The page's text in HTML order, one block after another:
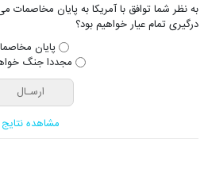
به نظر شما توافق با آمریکا به پایان مخاصمات
درگیری تمام عیار خواهیم بود؟
پایان
مجددا جنگ
مشاهده نتایج